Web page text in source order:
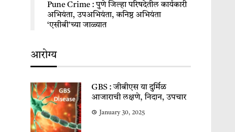
Pune Crime : पुणे जिल्हा परिषदेतील कार्यकारी
अभियंता, उपअभियंता, कनिष्ठ अभियंता
‘एसीबी’च्या जाळ्यात
आरोग्य
GBS : जीबीएस या दुर्मिळ
आजाराची लक्षणे, निदान, उपचार
January 30, 2025